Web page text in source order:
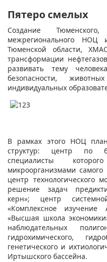
Пятеро смелых
Создание
межрегионального НОЦ
Тюменской области,
трансформации
развивать тему
безопасности,
индивидуальных
В рамках этого НОЦ
структур: центр по
специалисты
микроорганизмами самого
центр технологического
решение задач
керн»; центр
«Комплексное
«Высшая школа
наблюдательных
гидрохимического,
генетического и
Иртышского бассейна.